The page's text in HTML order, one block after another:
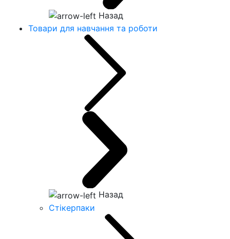
Назад
Товари для навчання та роботи
Назад
Стікерпаки